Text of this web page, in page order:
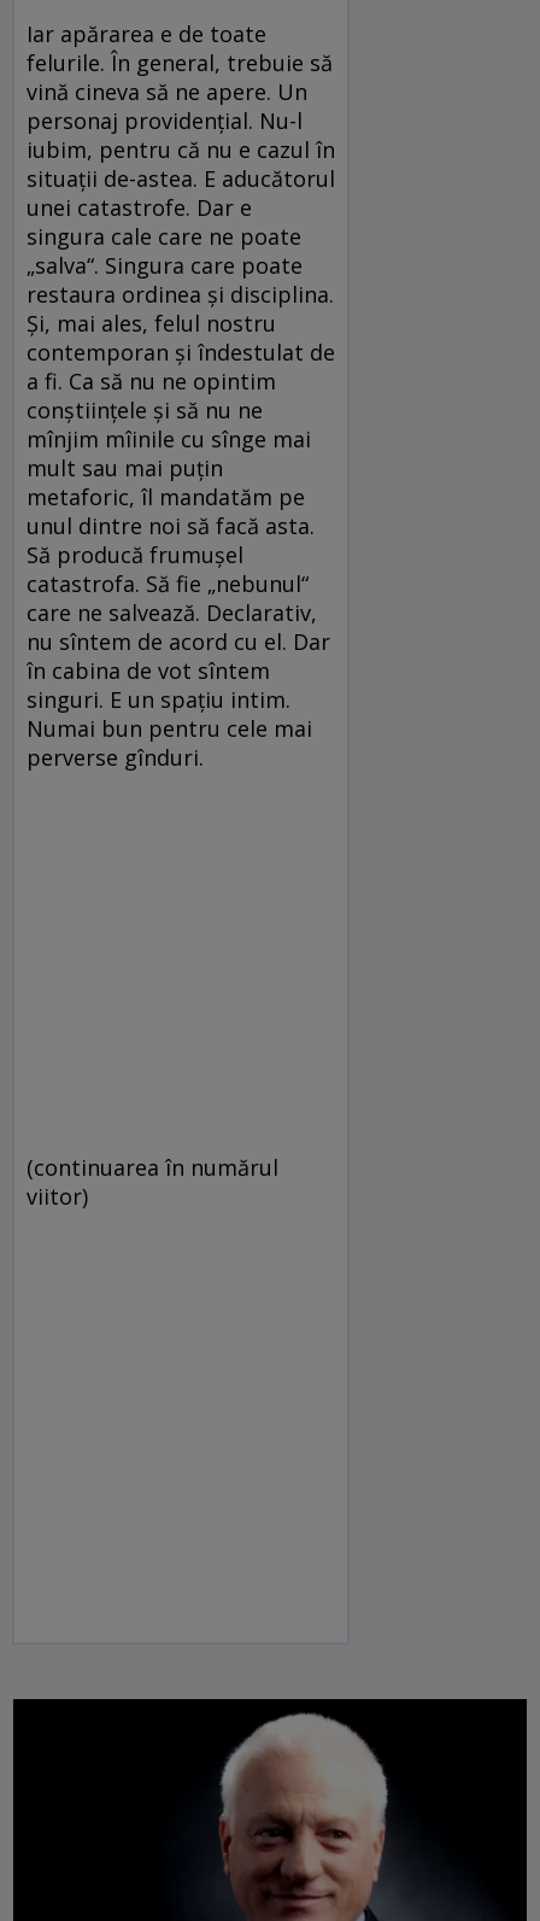
Iar apărarea e de toate
felurile. În general, trebuie să
vină cineva să ne apere. Un
personaj providențial. Nu-l
iubim, pentru că nu e cazul în
situații de-astea. E aducătorul
unei catastrofe. Dar e
singura cale care ne poate
„salva“. Singura care poate
restaura ordinea și disciplina.
Și, mai ales, felul nostru
contemporan și îndestulat de
a fi. Ca să nu ne opintim
conștiințele și să nu ne
mînjim mîinile cu sînge mai
mult sau mai puțin
metaforic, îl mandatăm pe
unul dintre noi să facă asta.
Să producă frumușel
catastrofa. Să fie „nebunul“
care ne salvează. Declarativ,
nu sîntem de acord cu el. Dar
în cabina de vot sîntem
singuri. E un spațiu intim.
Numai bun pentru cele mai
perverse gînduri.
(continuarea în numărul
viitor)